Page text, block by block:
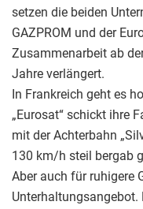
setzen die beiden
GAZPROM und der
Zusammenarbeit ab
Jahre verlängert.
In Frankreich geht es
„Eurosat“ schickt ihre
mit der Achterbahn
130 km/h steil bergab
Aber auch für ruhigere
Unterhaltungsangebot.